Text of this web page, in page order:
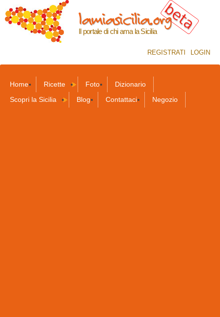
contenuto
principale
lamiasicilia.org
Il portale di chi ama la Sicilia
REGISTRATI LOGIN
Home Ricette Foto
Dizionario
Scopri la Sicilia
Blog Contattaci Negozio